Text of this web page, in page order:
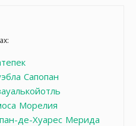
Сапопан
Морелия
де-Хуарес Мерида